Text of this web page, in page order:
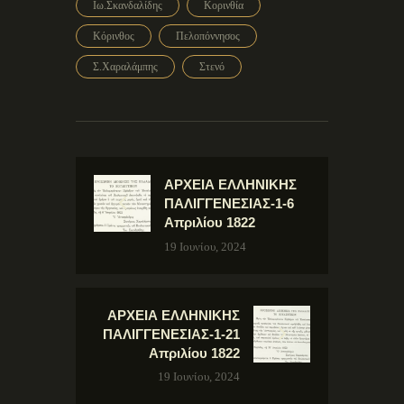
Ιω.Σκανδαλίδης Κορινθία
Κόρινθος Πελοπόννησος
Σ.Χαραλάμπης Στενό
ΑΡΧΕΙΑ ΕΛΛΗΝΙΚΗΣ
ΠΑΛΙΓΓΕΝΕΣΙΑΣ-1-6
Απριλίου 1822
19 Ιουνίου, 2024
ΑΡΧΕΙΑ ΕΛΛΗΝΙΚΗΣ
ΠΑΛΙΓΓΕΝΕΣΙΑΣ-1-21
Απριλίου 1822
19 Ιουνίου, 2024